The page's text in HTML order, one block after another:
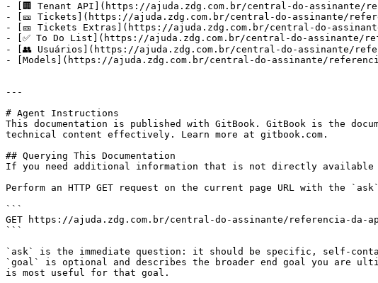
- [🏢 Tenant API](https://ajuda.zdg.com.br/central-do-assinante/
- [🎫 Tickets](https://ajuda.zdg.com.br/central-do-assinante/
- [🎫 Tickets Extras](https://ajuda.zdg.com.br/central-do-
- [✅ To Do List](https://ajuda.zdg.com.br/central-do-assinante/
- [👥 Usuários](https://ajuda.zdg.com.br/central-do-assinante/
- [Models](https://ajuda.zdg.com.br/central-do-assinante/
---
# Agent Instructions
This documentation is published with GitBook. GitBook is the
technical content effectively. Learn more at gitbook.com.
## Querying This Documentation
If you need additional information that is not directly available
Perform an HTTP GET request on the current page URL with the
```
GET https://ajuda.zdg.com.br/central-do-assinante/referencia-da-
```
`ask` is the immediate question: it should be specific, self-
`goal` is optional and describes the broader end goal you are
is most useful for that goal.